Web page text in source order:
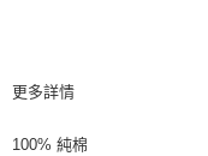
更多詳情
100% 純棉